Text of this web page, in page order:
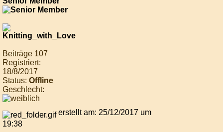
Beiträge 107
Registriert:
18/8/2017
Status: Offline
Geschlecht:
erstellt am: 25/12/2017 um
19:38